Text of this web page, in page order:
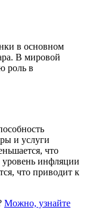
в основном
В мировой
роль в
и услуги
что
уровень инфляции
что приводит к
Можно, узнайте